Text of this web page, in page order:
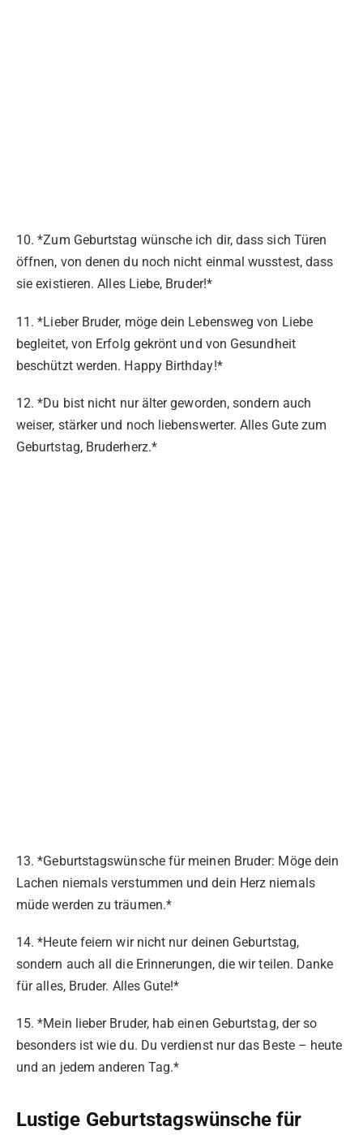
10. *Zum Geburtstag wünsche ich dir, dass sich Türen
öffnen, von denen du noch nicht einmal wusstest, dass
sie existieren. Alles Liebe, Bruder!*
11. *Lieber Bruder, möge dein Lebensweg von Liebe
begleitet, von Erfolg gekrönt und von Gesundheit
beschützt werden. Happy Birthday!*
12. *Du bist nicht nur älter geworden, sondern auch
weiser, stärker und noch liebenswerter. Alles Gute zum
Geburtstag, Bruderherz.*
13. *Geburtstagswünsche für meinen Bruder: Möge dein
Lachen niemals verstummen und dein Herz niemals
müde werden zu träumen.*
14. *Heute feiern wir nicht nur deinen Geburtstag,
sondern auch all die Erinnerungen, die wir teilen. Danke
für alles, Bruder. Alles Gute!*
15. *Mein lieber Bruder, hab einen Geburtstag, der so
besonders ist wie du. Du verdienst nur das Beste – heute
und an jedem anderen Tag.*
Lustige Geburtstagswünsche für